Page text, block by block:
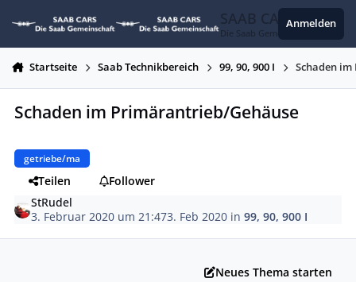
SAAB CARS
Die Saab Gemeinschaft
Anmelden
Startseite Saab Technikbereich 99, 90, 900 I Schaden
Schaden im Primärantrieb/Gehäuse
getriebe/ma
Teilen
Follower
StRudel
3. Februar 2020 um 21:473. Feb 2020 in99, 90, 900 I
Neues Thema starten